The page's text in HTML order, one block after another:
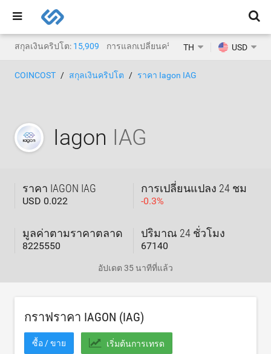
สกุลเงินคริปโต: 15,909 การแลกเปลี่ยนคริปโต:1,471
TH USD
COINCOST สกุลเงินคริปโต ราคา Iagon IAG
Iagon IAG
ราคา IAGON IAG
USD 0.022
การเปลี่ยนแปลง 24 ชม
-0.3%
มูลค่าตามราคาตลาด
8225550
ปริมาณ 24 ชั่วโมง
67140
อัปเดต 35 นาทีที่แล้ว
กราฟราคา IAGON (IAG)
ซื้อ / ขาย เริ่มต้นการเทรด